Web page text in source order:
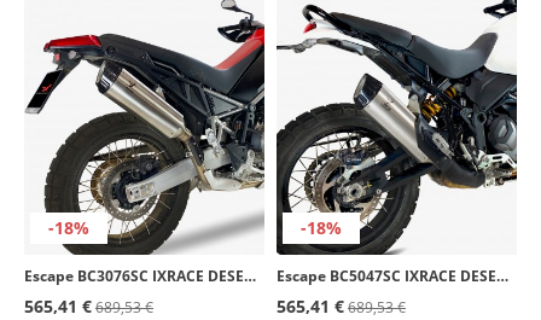
-18%
Escape BC3076SC IXRACE DESERT Inoxidable para Aprilia Tuareg / Rally 660 (22-25)
565,41 €689,53 €
-18%
Escape BC5047SC IXRACE DESERT Inoxidable para Ducati DESERTX / Rally (22-24)
565,41 €689,53 €